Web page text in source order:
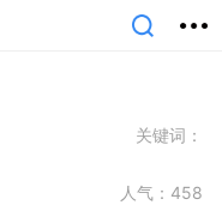
生活
汽车
关键词：
人气： 458